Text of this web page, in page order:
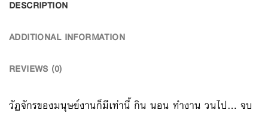
DESCRIPTION
ADDITIONAL INFORMATION
REVIEWS (0)
วัฏจักรของมนุษย์งานก็มีเท่านี้ กิน นอน ทำงาน วนไป… จบ